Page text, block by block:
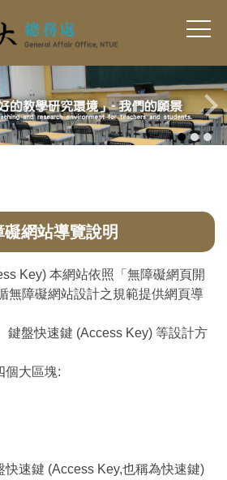
礙網站導覽說明
Key) 本網站依照「無障礙網頁開
無障礙網站設計之規範提供網頁導
鍵盤快速鍵 (Access Key) 等設計方
個大區塊:
速鍵 (Access Key,也稱為快速鍵)